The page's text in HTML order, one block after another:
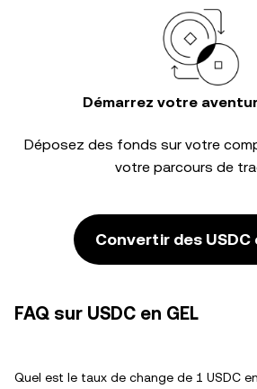
Démarrez votre
Déposez des fonds sur votre
votre parcours de
Convertir des USDC
FAQ sur USDC en GEL
Quel est le taux de change de 1 USDC